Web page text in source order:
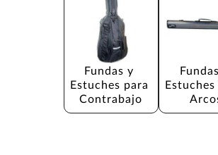
Fundas y
Estuches para
Contrabajo
Estuches